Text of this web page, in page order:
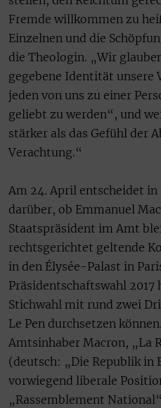
Fremde willkommen zu
Einzelnen und die
die Theologin. „Wir
gegebene Identität unsere
jeden von uns zu einer
geliebt zu werden“, und
stärker als das Gefühl der
Verachtung.“
Am 24. April entscheidet
darüber, ob Emmanuel
Staatspräsident im Amt
rechtsgerichtet geltende
in den Élysée-Palast in
Präsidentschaftswahl
Stichwahl mit rund zwei
Le Pen durchsetzen
Amtsinhaber Macron, „La
(deutsch: „Die Republik
vorwiegend liberale
„Rassemblement